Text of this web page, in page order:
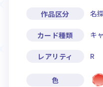
作品区分 名
カード種類 キ
レアリティ R
色